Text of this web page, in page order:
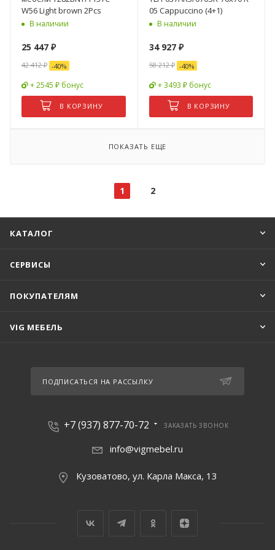
W56 Light brown 2Pcs
В наличии
25 447 ₽
42 412₽ -40%
+ 2545 ₽ бонус
В КОРЗИНУ
05 Cappuccino (4+1)
В наличии
34 927₽
58 212₽ -40%
+ 3493 ₽ бонус
В КОРЗИНУ
ПОКАЗАТЬ ЕЩЕ
1 2
КАТАЛОГ
СЕРВИСЫ
ПОКУПАТЕЛЯМ
VIG МЕБЕЛЬ
ПОДПИСАТЬСЯ НА РАССЫЛКУ
+7 (937) 877-70-72 ЗАКАЗАТЬ ЗВОНОК
info@vigmebel.ru
Кузоватово, ул. Карла Макса, 13